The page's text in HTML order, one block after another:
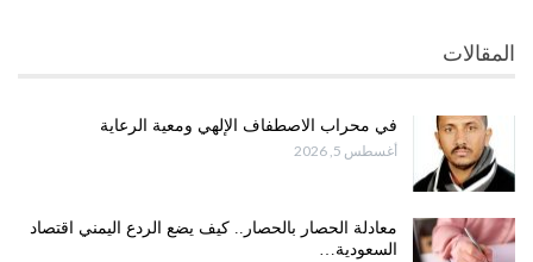
المقالات
في محراب الاصطفاف الإلهي ومعية الرعاية
أغسطس 5, 2026
معادلة الحصار بالحصار.. كيف يضع الردع اليمني اقتصاد
السعودية…